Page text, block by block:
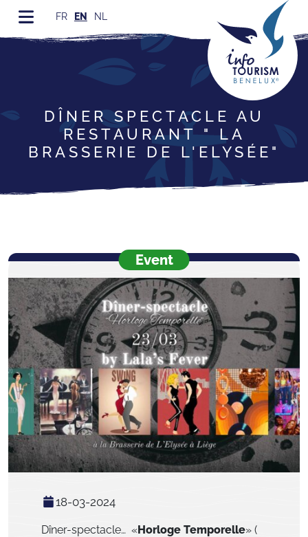
FR EN NL
DÎNER SPECTACLE AU
RESTAURANT " LA
BRASSERIE DE L'ELYSÉE"
Event
18-03-2024
Dîner-spectacle… «Horloge Temporelle» (